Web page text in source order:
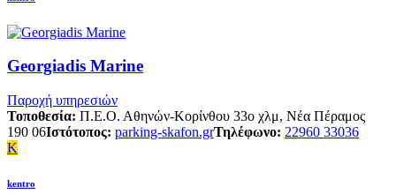
Georgiadis Marine
Παροχή υπηρεσιών
Τοποθεσία: Π.Ε.Ο. Αθηνών-Κορίνθου 33ο χλμ, Νέα Πέραμος
190 06Ιστότοπος: parking-skafon.grΤηλέφωνο: 22960 33036
K
kentro